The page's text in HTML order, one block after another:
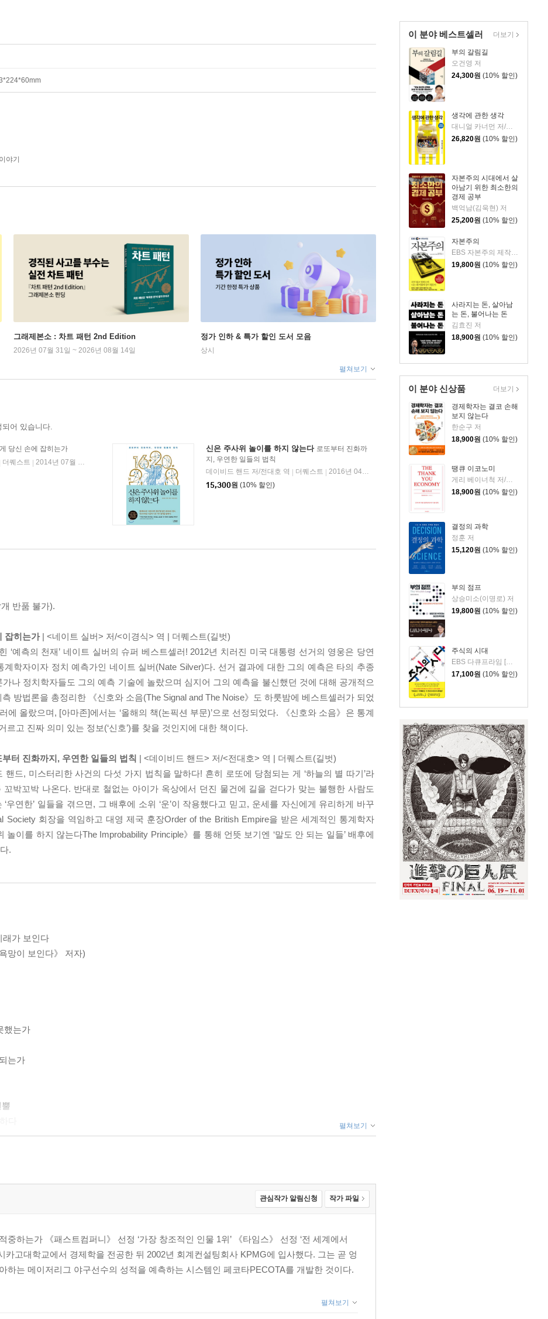
이 분야 베스트셀러
부의 갈림길
오건영 저
24,300원 (10% 할인)
생각에 관한 생각
대니얼 카너먼 저/이창신 역
26,820원 (10% 할인)
자본주의 시대에서 살
아남기 위한 최소한의
경제 공부
백억남(김욱현) 저
25,200원 (10% 할인)
자본주의
EBS 자본주의 제작팀,정지은,고희정 저/EBS MEDIA 기획
19,800원 (10% 할인)
사라지는 돈, 살아남
는 돈, 불어나는 돈
김효진 저
18,900원 (10% 할인)
더보기
이 분야 신상품
경제학자는 결코 손해
보지 않는다
한순구 저
18,900원 (10% 할인)
땡큐 이코노미
게리 베이너척 저/박선주 역
18,900원 (10% 할인)
결정의 과학
정훈 저
15,120원 (10% 할인)
부의 점프
상승미소(이명로) 저
19,800원 (10% 할인)
주식의 시대
17,100원 (10% 할인)
더보기
야기
그래제본소 : 차트 패턴 2nd Edition
2026년 07월 31일 ~ 2026년 08월 14일
정가 인하 & 특가 할인 도서 모음
상시
펼쳐보기
어 있습니다.
당신 손에 잡히는가
더퀘스트
2014년 07월 11일
신은 주사위 놀이를 하지 않는다 로또부터 진화까
지, 우연한 일들의 법칙
데이비드 핸드 저/전대호 역
더퀘스트
2016년 04월 08일
15,300원 (10% 할인)
반품 불가).
잡히는가| <네이트 실버> 저/<이경식> 역 | 더퀘스트(길벗)
‘예측의 천재’ 네이트 실버의 슈퍼 베스트셀러! 2012년 치러진 미국 대통령 선거의 영웅은 당연
학자이자 정치 예측가인 네이트 실버(Nate Silver)다. 선거 결과에 대한 그의 예측은 타의 추종
나 정치학자들도 그의 예측 기술에 놀랐으며 심지어 그의 예측을 불신했던 것에 대해 공개적으
방법론을 총정리한 《신호와 소음(The Signal and The Noise》도 하룻밤에 베스트셀러가 되었
에 올랐으며, [아마존]에서는 ‘올해의 책(논픽션 부문)’으로 선정되었다. 《신호와 소음》은 통계
르고 진짜 의미 있는 정보(‘신호’)를 찾을 것인지에 대한 책이다.
터 진화까지, 우연한 일들의 법칙 | <데이비드 핸드> 저/<전대호> 역 | 더퀘스트(길벗)
핸드, 미스터리한 사건의 다섯 가지 법칙을 말하다! 흔히 로또에 당첨되는 게 ‘하늘의 별 따기’라
박꼬박 나온다. 반대로 철없는 아이가 옥상에서 던진 물건에 길을 걷다가 맞는 불행한 사람도
우연한’ 일들을 겪으면, 그 배후에 소위 ‘운’이 작용했다고 믿고, 운세를 자신에게 유리하게 바꾸
Society 회장을 역임하고 대영 제국 훈장Order of the British Empire을 받은 세계적인 통계학자
이를 하지 않는다The Improbability Principle》를 통해 언뜻 보기엔 ‘말도 안 되는 일들’ 배후에
.
래가 보인다
망이 보인다》 저자)
했는가
는가
는가
가
펼쳐보기
관심작가 알림신청 작가 파일
하는가 《패스트컴퍼니》 선정 ‘가장 창조적인 인물 1위’ 《타임스》 선정 ‘전 세계에서
카고대학교에서 경제학을 전공한 뒤 2002년 회계컨설팅회사 KPMG에 입사했다. 그는 곧 엉
하는 메이저리그 야구선수의 성적을 예측하는 시스템인 페코타PECOTA를 개발한 것이다.
펼쳐보기